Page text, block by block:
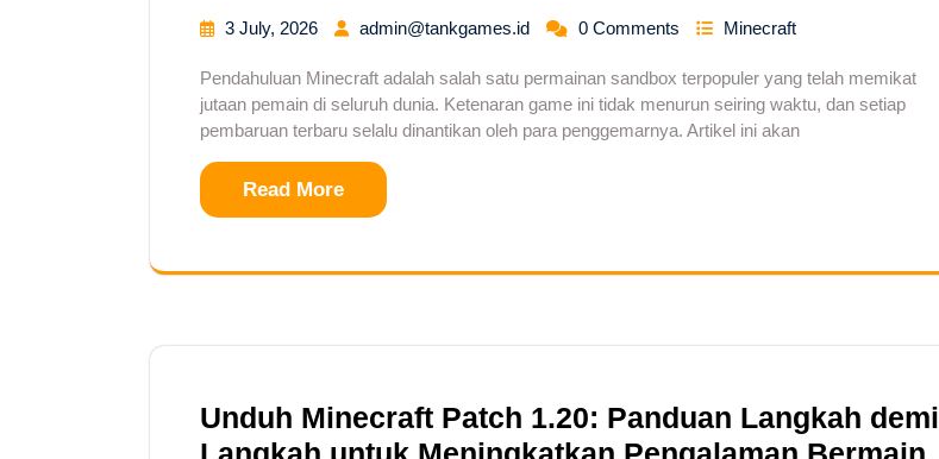
3 July, 2026 admin@tankgames.id 0 Comments Minecraft
Pendahuluan Minecraft adalah salah satu permainan sandbox terpopuler yang telah memikat
jutaan pemain di seluruh dunia. Ketenaran game ini tidak menurun seiring waktu, dan setiap
pembaruan terbaru selalu dinantikan oleh para penggemarnya. Artikel ini akan
Read More
Unduh Minecraft Patch 1.20: Panduan Langkah demi